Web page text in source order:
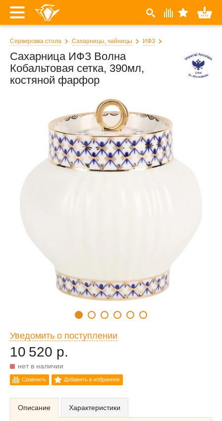
Сервировка стола Сахарницы, чайницы ИФЗ
Сахарница ИФЗ Волна
Кобальтовая сетка, 390мл,
костяной фарфор
Уведомить о поступлении
10 520 р.
нет в наличии
Сравнить Добавить в избранное
Описание Характеристики